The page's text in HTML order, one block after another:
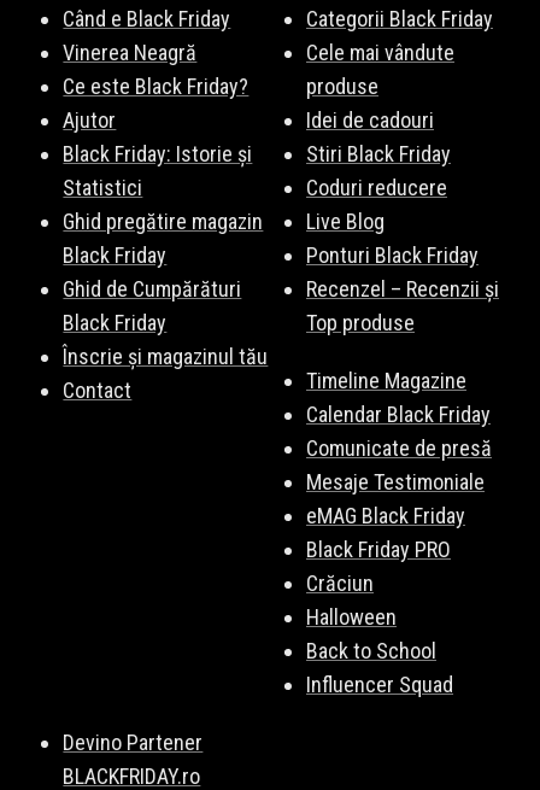
Când e Black Friday
Vinerea Neagră
Ce este Black Friday?
Ajutor
Black Friday: Istorie și
Statistici
Ghid pregătire magazin
Black Friday
Ghid de Cumpărături
Black Friday
Înscrie și magazinul tău
Contact
Categorii Black Friday
Cele mai vândute
produse
Idei de cadouri
Stiri Black Friday
Coduri reducere
Live Blog
Ponturi Black Friday
Recenzel – Recenzii și
Top produse
Timeline Magazine
Calendar Black Friday
Comunicate de presă
Mesaje Testimoniale
eMAG Black Friday
Black Friday PRO
Crăciun
Halloween
Back to School
Influencer Squad
Devino Partener
BLACKFRIDAY.ro